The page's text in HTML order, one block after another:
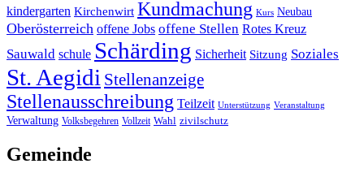
kindergarten Kirchenwirt Kundmachung Kurs Neubau
Oberösterreich offene Jobs offene Stellen Rotes Kreuz
Sauwald schule Schärding Sicherheit Sitzung Soziales
St. Aegidi Stellenanzeige
Stellenausschreibung Teilzeit Unterstützung Veranstaltung
Verwaltung Volksbegehren Vollzeit Wahl zivilschutz
Gemeinde